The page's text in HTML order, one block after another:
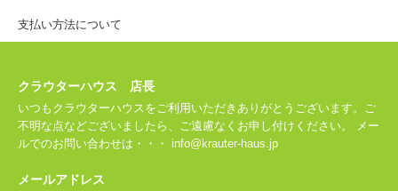
支払い方法について
クラウターハウス 店長
いつもクラウターハウスをご利用いただきありがとうございます。ご
不明な点などございましたら、ご遠慮なくお申し付けください。 メー
ルでのお問い合わせは・・・ info@krauter-haus.jp
メールアドレス